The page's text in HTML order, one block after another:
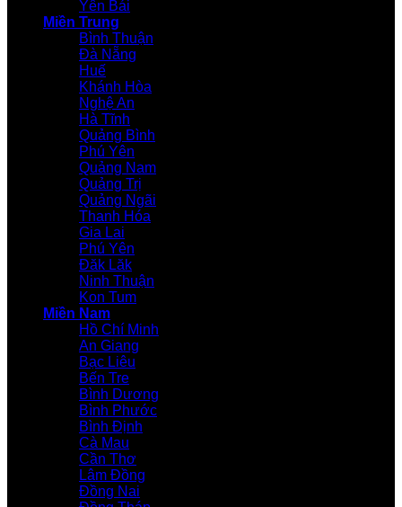
Yên Bái
Miền Trung
Bình Thuận
Đà Nẵng
Huế
Khánh Hòa
Nghệ An
Hà Tĩnh
Quảng Bình
Phú Yên
Quảng Nam
Quảng Trị
Quảng Ngãi
Thanh Hóa
Gia Lai
Phú Yên
Đăk Lăk
Ninh Thuận
Kon Tum
Miền Nam
Hồ Chí Minh
An Giang
Bạc Liêu
Bến Tre
Bình Dương
Bình Phước
Bình Định
Cà Mau
Cần Thơ
Lâm Đồng
Đồng Nai